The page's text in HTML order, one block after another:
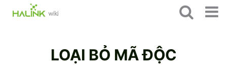
LOẠI BỎ MÃ ĐỘC